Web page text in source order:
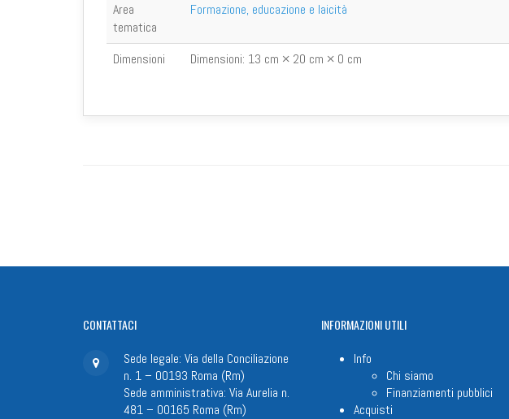
Area
tematica
Formazione, educazione e laicità
Dimensioni Dimensioni: 13 cm × 20 cm × 0 cm
CONTATTACI
Sede legale: Via della Conciliazione
n. 1 – 00193 Roma (Rm)
Sede amministrativa: Via Aurelia n.
481 – 00165 Roma (Rm)
INFORMAZIONIUTILI
Info
Chi siamo
Finanziamenti pubblici
Acquisti